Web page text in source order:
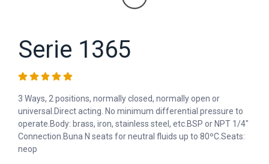
Serie 1365
3 Ways, 2 positions, normally closed, normally open or
universal.Direct acting. No minimum differential pressure to
operate.Body: brass, iron, stainless steel, etc.BSP or NPT 1/4"
Connection.Buna N seats for neutral fluids up to 80ºC.Seats:
neop